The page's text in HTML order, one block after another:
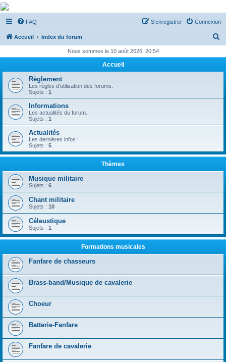
De Musicae Militari -
Forums
Forums de discussions
FAQ Connexion
S’enregistrer
Accueil Index du forum
h
r
Nous sommes le 10 août 2026, 20:54
Accueil
Règlement
Les règles d’utilisation des forums.
Sujets : 1
Informations
Les actualités du forum.
Sujets : 1
Actualités
Les dernières infos !
Sujets : 5
Thèmes
Musique militaire
Sujets : 6
Chant militaire
Sujets : 10
Céleustique
Sujets : 1
Formations musicales
Fanfare de chasseurs
Brass-band/Musique de cavalerie
Choeur
Batterie-Fanfare
Fanfare de cavalerie